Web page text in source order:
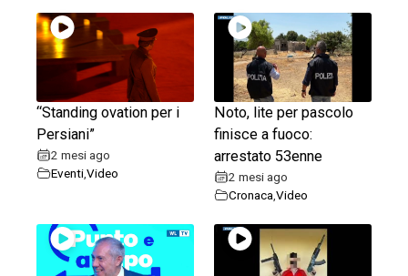
“Standing ovation per i
Persiani”
2 mesi ago
EventiVideo
Noto, lite per pascolo
finisce a fuoco:
arrestato 53enne
2 mesi ago
Cronaca ,Video